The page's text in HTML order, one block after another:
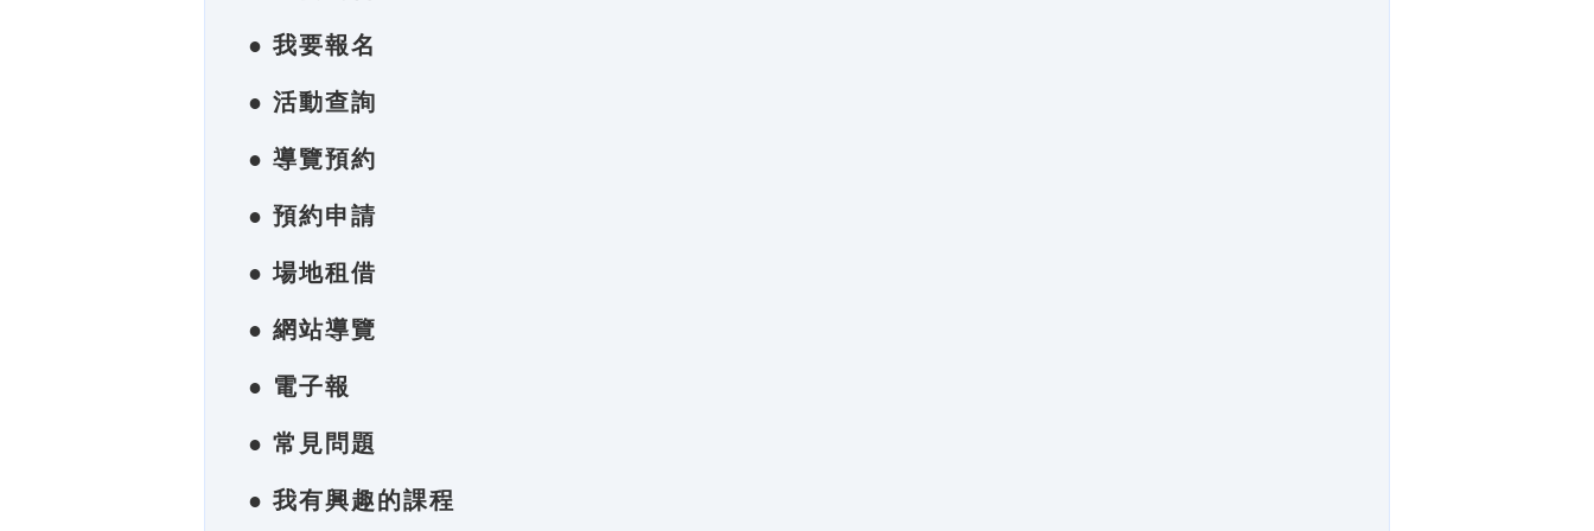
● 我要報名
● 活動查詢
● 導覽預約
● 預約申請
● 場地租借
● 網站導覽
● 電子報
● 常見問題
● 我有興趣的課程